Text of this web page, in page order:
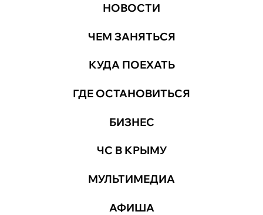
НОВОСТИ
ЧЕМ ЗАНЯТЬСЯ
КУДА ПОЕХАТЬ
ГДЕ ОСТАНОВИТЬСЯ
БИЗНЕС
ЧС В КРЫМУ
МУЛЬТИМЕДИА
АФИША